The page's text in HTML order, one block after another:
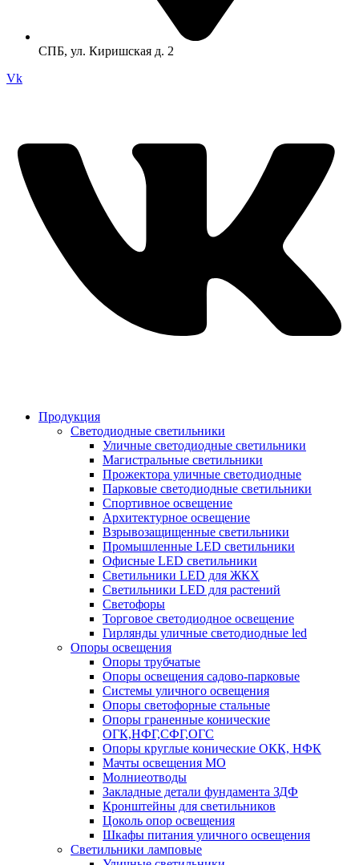
СПБ, ул. Киришская д. 2
Vk
Продукция
Светодиодные светильники
Уличные светодиодные светильники
Магистральные светильники
Прожектора уличные светодиодные
Парковые светодиодные светильники
Спортивное освещение
Архитектурное освещение
Взрывозащищенные светильники
Промышленные LED светильники
Офисные LED светильники
Cветильники LED для ЖКХ
Светильники LED для растений
Светофоры
Торговое светодиодное освещение
Гирлянды уличные светодиодные led
Опоры освещения
Опоры трубчатые
Опоры освещения садово-парковые
Системы уличного освещения
Опоры светофорные стальные
Опоры граненные конические
ОГК,НФГ,СФГ,ОГС
Опоры круглые конические ОКК, НФК
Мачты освещения МО
Молниеотводы
Закладные детали фундамента ЗДФ
Кронштейны для светильников
Цоколь опор освещения
Шкафы питания уличного освещения
Светильники ламповые